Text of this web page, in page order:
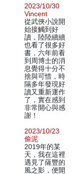
2023/10/30
Vincent
從武俠小說開
始接觸到好
讀，陸陸續續
也看了很多好
書，六年前看
到周博士的消
息覺得十分不
捨與可惜，時
隔多年發現好
讀又重新運作
了，實在感到
非常開心與感
謝！
2023/10/23
偷泥
2019年的某
天，我在這裡
遇見了薩豐的
風之影，便開